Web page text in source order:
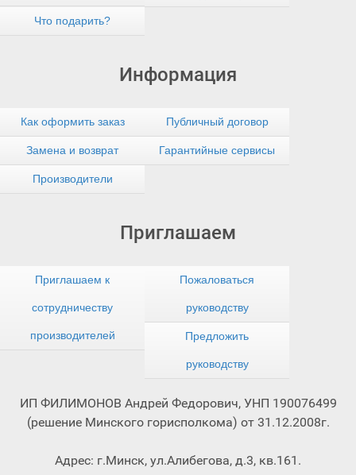
Что подарить?
Информация
Как оформить заказ Публичный договор
Замена и возврат Гарантийные сервисы
Производители
Приглашаем
Приглашаем к
сотрудничеству
производителей
Пожаловаться
руководству
Предложить
руководству
ИП ФИЛИМОНОВ Андрей Федорович, УНП 190076499
(решение Минского горисполкома) от 31.12.2008г.
Адрес: г.Минск, ул.Алибегова, д.3, кв.161.